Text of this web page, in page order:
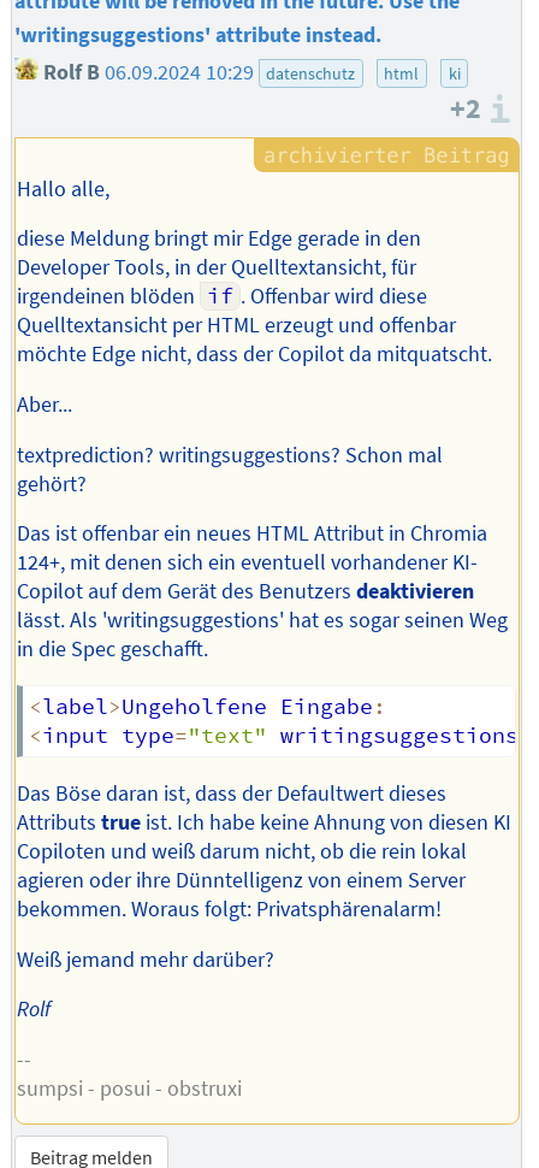
'writingsuggestions' attribute instead.
Rolf B 06.09.2024 10:29 datenschutz html ki
+2
Hallo alle,
diese Meldung bringt mir Edge gerade in den
Developer Tools, in der Quelltextansicht, für
irgendeinen blöden if . Offenbar wird diese
Quelltextansicht per HTML erzeugt und offenbar
möchte Edge nicht, dass der Copilot da mitquatscht.
Aber...
textprediction? writingsuggestions? Schon mal
gehört?
Das ist offenbar ein neues HTML Attribut in Chromia
124+, mit denen sich ein eventuell vorhandener KI-
Copilot auf dem Gerät des Benutzersdeaktivieren
lässt. Als 'writingsuggestions' hat es sogar seinen Weg
in die Spec geschafft.
<label>Ungeholfene Eingabe :
<input type="text" writingsuggestions
Das Böse daran ist, dass der Defaultwert dieses
Attributstrue ist. Ich habe keine Ahnung von diesen KI
Copiloten und weiß darum nicht, ob die rein lokal
agieren oder ihre Dünntelligenz von einem Server
bekommen. Woraus folgt: Privatsphärenalarm!
Weiß jemand mehr darüber?
Rolf
--
sumpsi - posui - obstruxi
Beitrag melden